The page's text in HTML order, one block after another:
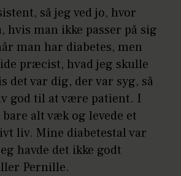
så jeg ved jo, hvor
hvis man ikke passer på sig
man har diabetes, men
præcist, hvad jeg skulle
det var dig, der var syg, så
god til at være patient. I
alt væk og levede et
liv. Mine diabetestal var
havde det ikke godt
Pernille.